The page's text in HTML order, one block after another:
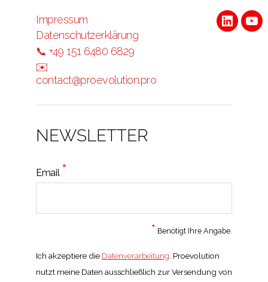
Impressum
Datenschutzerklärung
📞 +49 151 6480 6829
✉️
contact@proevolution.pro
NEWSLETTER
Email *
* Benötigt Ihre Angabe.
Ich akzeptiere die Datenverarbeitung . Proevolution
nutzt meine Daten ausschließlich zur Versendung von